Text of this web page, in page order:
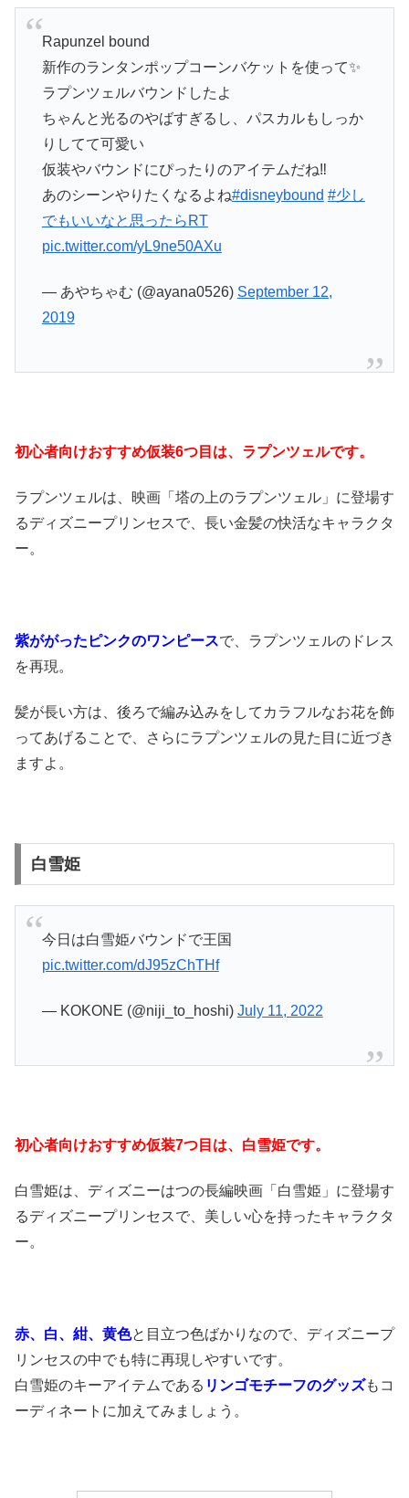
Rapunzel bound
新作のランタンポップコーンバケットを使って✨
ラプンツェルバウンドしたよ
ちゃんと光るのやばすぎるし、パスカルもしっか
りしてて可愛い
仮装やバウンドにぴったりのアイテムだね‼️
あのシーンやりたくなるよね#disneybound #少し
でもいいなと思ったらRT
pic.twitter.com/yL9ne50AXu
— あやちゃむ (@ayana0526) September 12,
2019
初心者向けおすすめ仮装6つ目は、ラプンツェルです。
ラプンツェルは、映画「塔の上のラプンツェル」に登場す
るディズニープリンセスで、長い金髪の快活なキャラクタ
ー。
紫ががったピンクのワンピースで、ラプンツェルのドレス
を再現。
髪が長い方は、後ろで編み込みをしてカラフルなお花を飾
ってあげることで、さらにラプンツェルの見た目に近づき
ますよ。
白雪姫
今日は白雪姫バウンドで王国
pic.twitter.com/dJ95zChTHf
— KOKONE (@niji_to_hoshi) July 11, 2022
初心者向けおすすめ仮装7つ目は、白雪姫です。
白雪姫は、ディズニーはつの長編映画「白雪姫」に登場す
るディズニープリンセスで、美しい心を持ったキャラクタ
ー。
赤、白、紺、黄色と目立つ色ばかりなので、ディズニープ
リンセスの中でも特に再現しやすいです。
白雪姫のキーアイテムである リンゴモチーフのグッズもコ
ーディネートに加えてみましょう。